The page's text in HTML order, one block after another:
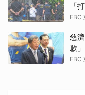
「
EBC
慈
歉
EBC